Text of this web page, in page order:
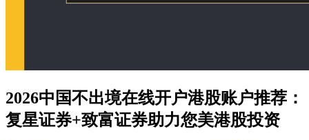
2026中国不出境在线开户港股账户推荐：
复星证券+致富证券助力您美港股投资